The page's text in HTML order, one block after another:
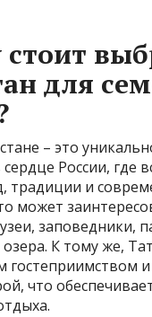
для
– это
России, где
традиции и
может
заповедники,
К тому же,
гостеприимством
что